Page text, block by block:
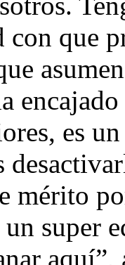
que
es
mérito
super